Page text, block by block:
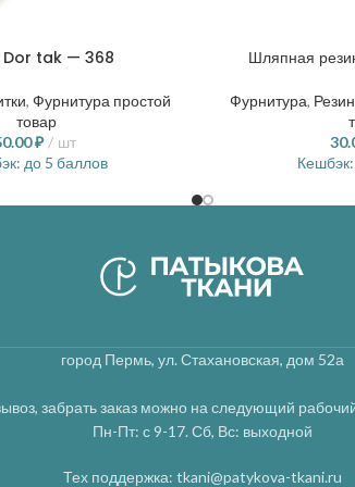
Dor tak — 368
,Фурнитура простой
товар
₽
шт
до 5 баллов
Шляпная
Фурнитура,
Кешбэк:
город Пермь, ул. Стахановская, дом 52а
забрать заказ можно на следующий
Пн-Пт: с 9-17. Сб, Вс: выходной
Тех поддержка: tkani@patykova-tkani.ru